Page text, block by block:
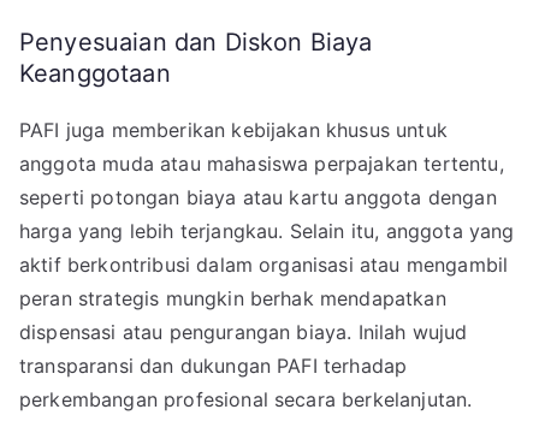
Penyesuaian dan Diskon Biaya
Keanggotaan
PAFI juga memberikan kebijakan khusus untuk
anggota muda atau mahasiswa perpajakan tertentu,
seperti potongan biaya atau kartu anggota dengan
harga yang lebih terjangkau. Selain itu, anggota yang
aktif berkontribusi dalam organisasi atau mengambil
peran strategis mungkin berhak mendapatkan
dispensasi atau pengurangan biaya. Inilah wujud
transparansi dan dukungan PAFI terhadap
perkembangan profesional secara berkelanjutan.